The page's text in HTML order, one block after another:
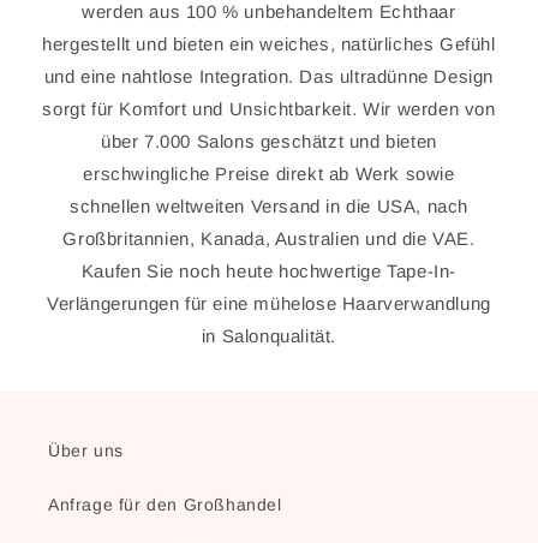
werden aus 100 % unbehandeltem Echthaar
hergestellt und bieten ein weiches, natürliches Gefühl
und eine nahtlose Integration. Das ultradünne Design
sorgt für Komfort und Unsichtbarkeit. Wir werden von
über 7.000 Salons geschätzt und bieten
erschwingliche Preise direkt ab Werk sowie
schnellen weltweiten Versand in die USA, nach
Großbritannien, Kanada, Australien und die VAE.
Kaufen Sie noch heute hochwertige Tape-In-
Verlängerungen für eine mühelose Haarverwandlung
in Salonqualität.
Über uns
Anfrage für den Großhandel